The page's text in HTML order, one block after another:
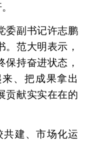
委副书记许志鹏
范大明表示，
持奋进状态，
、把成果拿出
贡献实实在在的
共建、市场化运